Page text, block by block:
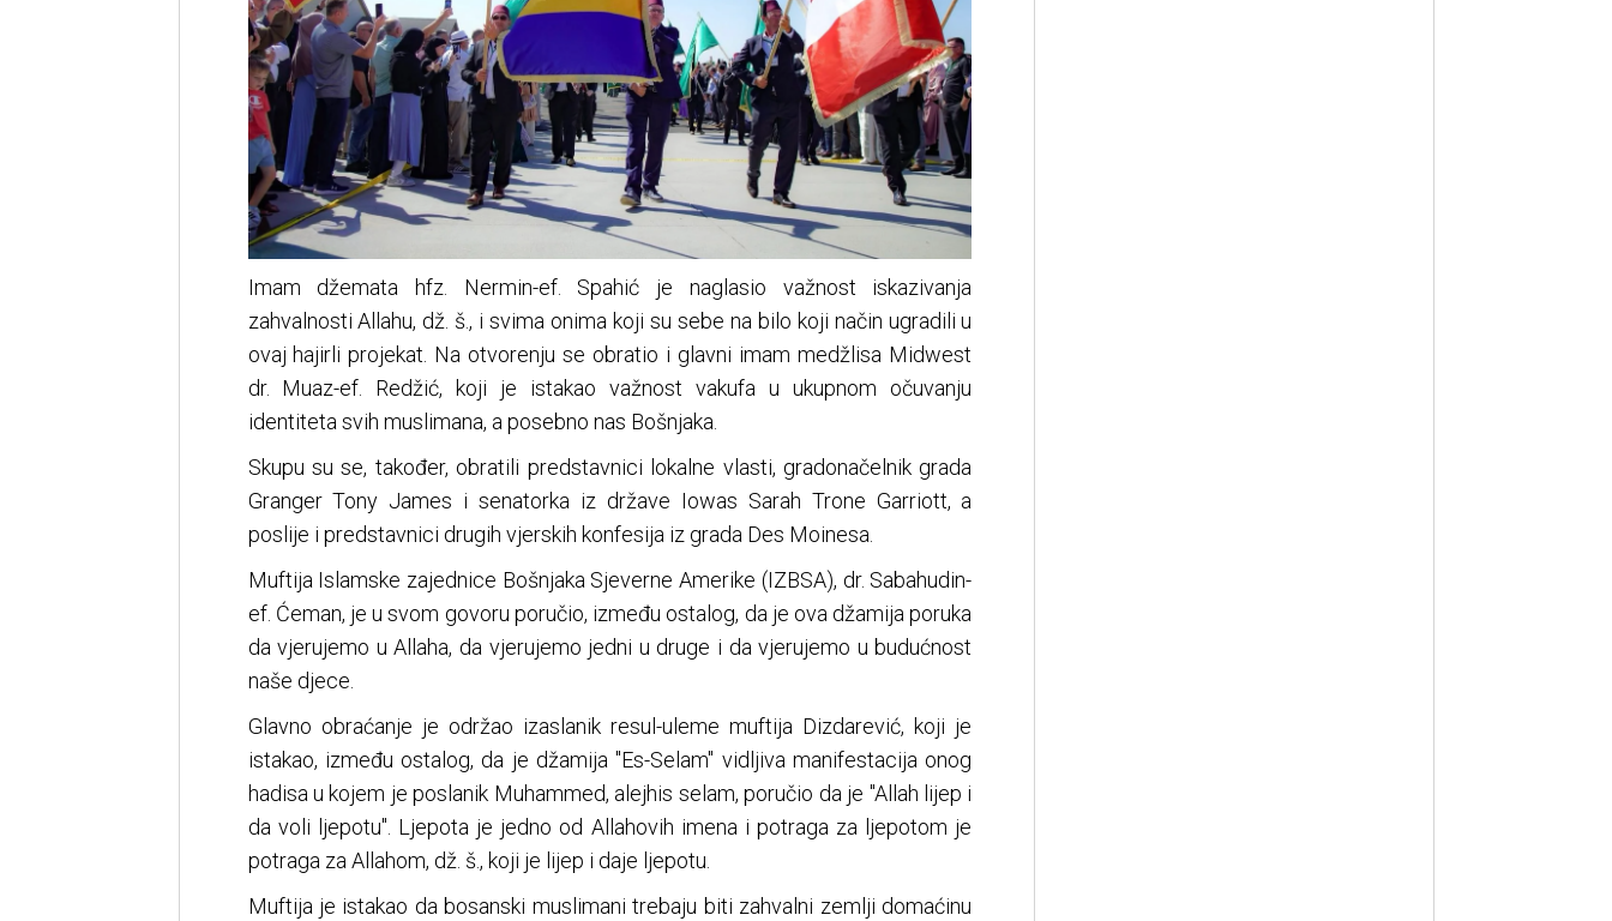
Imam džemata hfz. Nermin-ef. Spahić je naglasio važnost iskazivanja
zahvalnosti Allahu, dž. š., i svima onima koji su sebe na bilo koji način ugradili u
ovaj hajirli projekat. Na otvorenju se obratio i glavni imam medžlisa Midwest
dr. Muaz-ef. Redžić, koji je istakao važnost vakufa u ukupnom očuvanju
identiteta svih muslimana, a posebno nas Bošnjaka.
Skupu su se, također, obratili predstavnici lokalne vlasti, gradonačelnik grada
Granger Tony James i senatorka iz države Iowas Sarah Trone Garriott, a
poslije i predstavnici drugih vjerskih konfesija iz grada Des Moinesa.
Muftija Islamske zajednice Bošnjaka Sjeverne Amerike (IZBSA), dr. Sabahudin-
ef. Ćeman, je u svom govoru poručio, između ostalog, da je ova džamija poruka
da vjerujemo u Allaha, da vjerujemo jedni u druge i da vjerujemo u budućnost
naše djece.
Glavno obraćanje je održao izaslanik resul-uleme muftija Dizdarević, koji je
istakao, između ostalog, da je džamija "Es-Selam" vidljiva manifestacija onog
hadisa u kojem je poslanik Muhammed, alejhis selam, poručio da je "Allah lijep i
da voli ljepotu". Ljepota je jedno od Allahovih imena i potraga za ljepotom je
potraga za Allahom, dž. š., koji je lijep i daje ljepotu.
Muftija je istakao da bosanski muslimani trebaju biti zahvalni zemlji domaćinu